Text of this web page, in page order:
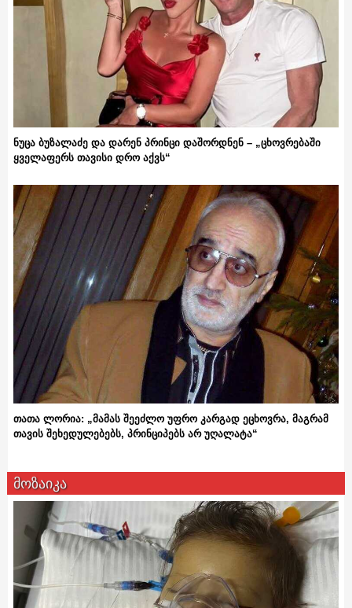
ნუცა ბუზალაძე და დარენ პრინცი დაშორდნენ – „ცხოვრებაში
ყველაფერს თავისი დრო აქვს“
თათა ლორია: „მამას შეეძლო უფრო კარგად ეცხოვრა, მაგრამ
თავის შეხედულებებს, პრინციპებს არ უღალატა“
მოზაიკა